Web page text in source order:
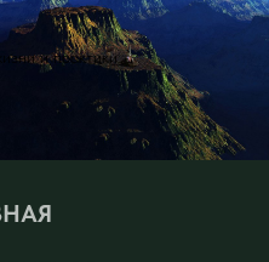
и практики